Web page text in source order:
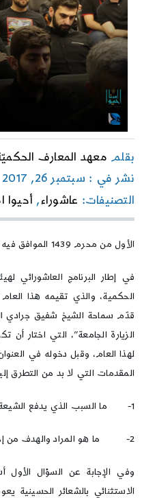
بقلم معهد المعارف
نشر في : سبتمبر 26, 2017
التصنيفات: عاشوراء, أحيوا
الأول من محرم 1439 الموافق فيه 22 أيلول 2017
في إطار البرنامج العاشورائي
الحكمية، والذي تقيمه هذا
قدّم سماحة الشيخ شفيق جرادي
الزيارة الجامعة”، التي اختار
لهذا العام، وقبل دخوله في
المقدمات التي لا بد من التطرق
1- ما السبب الذي يدفع الشيعة للاعتناء الاستثنائي بعاشوراء؟
2- ما هو المراد والهدف من إحياء الشعائر؟
وفي الإجابة عن السؤال الأول
الاستثنائي بالشعائر الحسينية